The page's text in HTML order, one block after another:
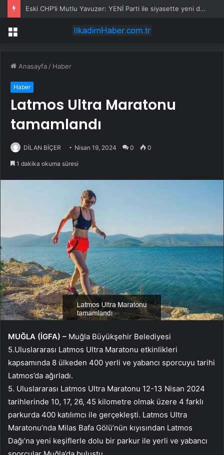
Karı koca kavgası ölümle bitti! Silah sesini duyan 5 çocuk çığlık çığlığa komşulara koştu
Menü
Anasayfa / Haber
Haber
Latmos Ultra Maratonu
tamamlandı
DİLAN BİÇER Nisan 19, 2024 0 0
1 dakika okuma süresi
MUĞLA (İGFA) – Muğla Büyükşehir Belediyesi
5.Uluslararası Latmos Ultra Maratonu etkinlikleri
kapsamında 8 ülkeden 400 yerli ve yabancı sporcuyu tarihi
Latmos’da ağırladı.
5. Uluslararası Latmos Ultra Maratonu 12-13 Nisan 2024
tarihlerinde 10, 17, 26, 45 kilometre olmak üzere 4 farklı
parkurda 400 katılımcı ile gerçekleşti. Latmos Ultra
Maratonu’nda Milas Bafa Gölü’nün kıyısından Latmos
Dağı’na yeni keşiflerle dolu bir parkur ile yerli ve yabancı